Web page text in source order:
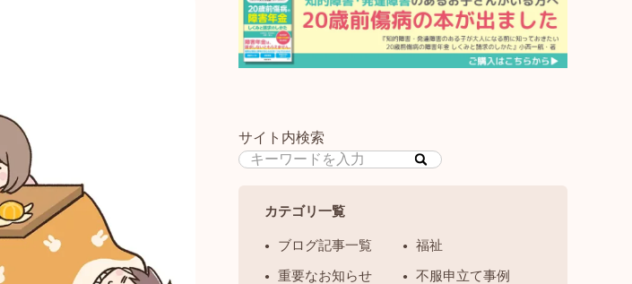
サイト内検索
カテゴリ一覧
ブログ記事一覧
福祉
重要なお知らせ
不服申立て事例